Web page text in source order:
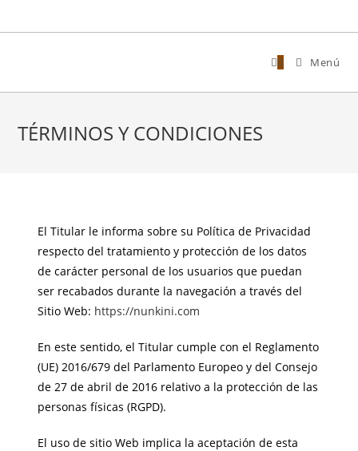
0 Menú
TÉRMINOS Y CONDICIONES
El Titular le informa sobre su Política de Privacidad
respecto del tratamiento y protección de los datos
de carácter personal de los usuarios que puedan
ser recabados durante la navegación a través del
Sitio Web: https://nunkini.com
En este sentido, el Titular cumple con el Reglamento
(UE) 2016/679 del Parlamento Europeo y del Consejo
de 27 de abril de 2016 relativo a la protección de las
personas físicas (RGPD).
El uso de sitio Web implica la aceptación de esta